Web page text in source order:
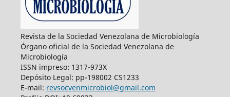
Revista de la Sociedad Venezolana de Microbiología
Órgano oficial de la Sociedad Venezolana de
Microbiología
ISSN impreso: 1317-973X
Depósito Legal: pp-198002 CS1233
E-mail: revsocvenmicrobiol@gmail.com